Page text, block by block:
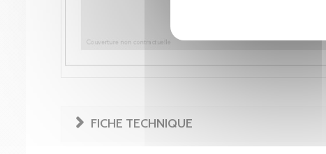
FICHE TECHNIQUE